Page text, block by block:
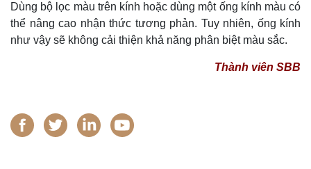
Dùng bộ lọc màu trên kính hoặc dùng một ống kính màu có
thể nâng cao nhận thức tương phản. Tuy nhiên, ống kính
như vậy sẽ không cải thiện khả năng phân biệt màu sắc.
Thành viên SBB